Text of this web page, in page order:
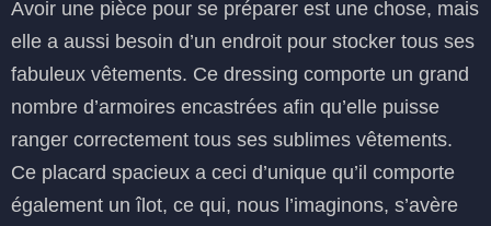
Avoir une pièce pour se préparer est une chose, mais
elle a aussi besoin d’un endroit pour stocker tous ses
fabuleux vêtements. Ce dressing comporte un grand
nombre d’armoires encastrées afin qu’elle puisse
ranger correctement tous ses sublimes vêtements.
Ce placard spacieux a ceci d’unique qu’il comporte
également un îlot, ce qui, nous l’imaginons, s’avère